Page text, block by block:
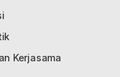
Kerjasama